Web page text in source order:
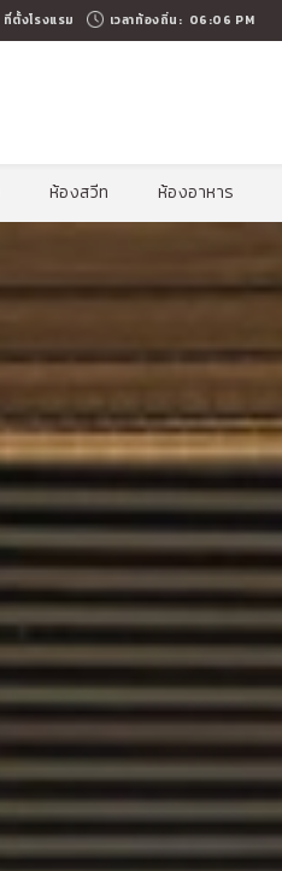
ที่ตั้งโรงแรม เวลาท้องถิ่น: 06:06 PM
ห้องสวีท ห้องอาหาร